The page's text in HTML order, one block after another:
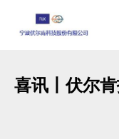
喜讯丨伏尔